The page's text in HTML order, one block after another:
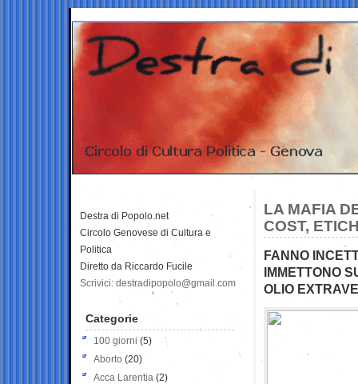
LA MAFIA
COST,
FANNO
IMMETTONO
OLIO
Destra di Popolo.net
Circolo Genovese di Cultura e
Politica
Diretto da Riccardo Fucile
Scrivici: destradipopolo@gmail.com
Categorie
100 giorni (5)
Aborto (20)
Acca Larentia (2)